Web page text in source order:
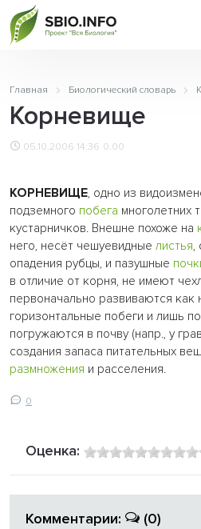
Главная Биологический словарь К
Корневище
05.10.2006 14:36 0.00
КОРНЕВИЩЕ, одно из
подземного побега многолетних
кустарничков. Внешне похоже на
него, несёт чешуевидные листья,
опадения рубцы, и пазушные
в отличие от корня, не имеют
первоначально развиваются как
горизонтальные побеги и лишь
погружаются в почву (напр., у
создания запаса питательных
размножения и расселения.
0
Оценка:
Комментарии: (0)